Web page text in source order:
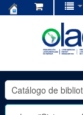
OLADE
-